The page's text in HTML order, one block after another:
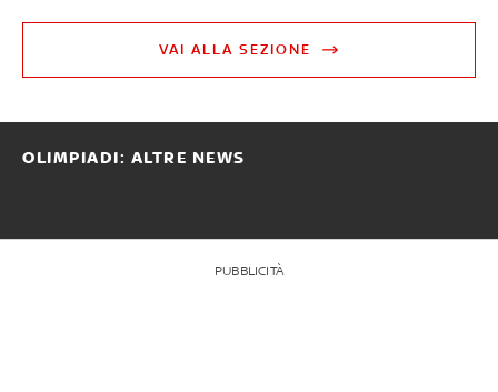
VAI ALLA SEZIONE
OLIMPIADI: ALTRE NEWS
PUBBLICITÀ